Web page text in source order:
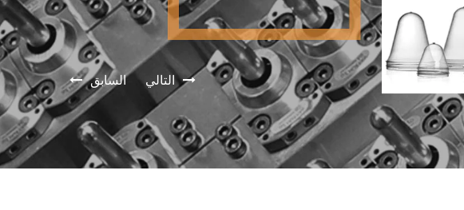
السابق التالي